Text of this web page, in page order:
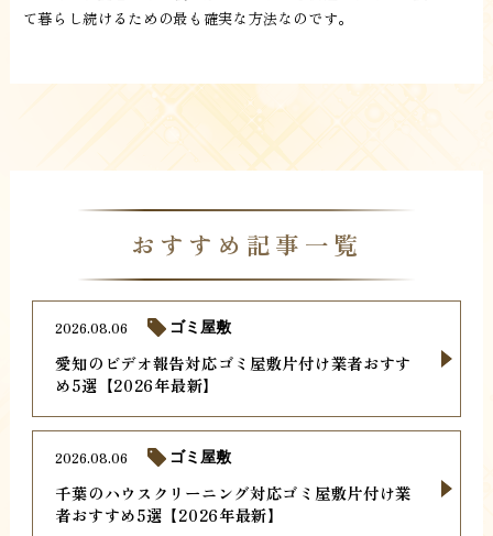
て暮らし続けるための最も確実な方法なのです。
おすすめ記事一覧
愛知のビデオ報告対応ゴミ屋敷片付け業者おすす
め5選【2026年最新】
2026.08.06 ゴミ屋敷
千葉のハウスクリーニング対応ゴミ屋敷片付け業
者おすすめ5選【2026年最新】
2026.08.06 ゴミ屋敷